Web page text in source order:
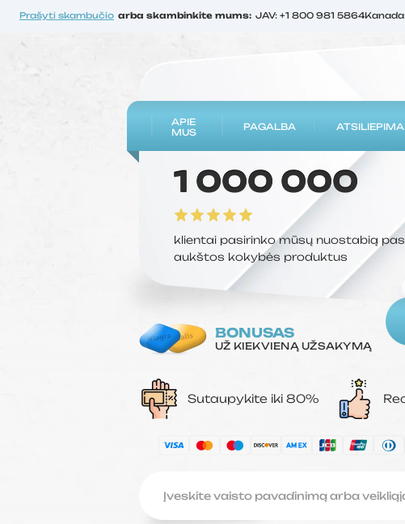
Prašyti skambučio arba skambinkite mums: JAV: +1 800 981 5864
APIE
MUS
PAGALBA
1 000 000
klientai pasirinko mūsų nuostabią
aukštos kokybės produktus
BONUSAS
UŽ KIEKVIENĄ UŽSAKYMĄ
Sutaupykite iki 80%